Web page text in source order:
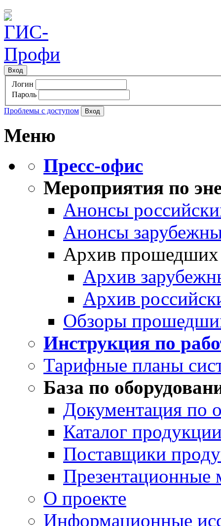
Вход
Логин
Пароль
Проблемы с доступом
Меню
Пресс-офис
Мероприятия по
Анонсы
Анонсы
Архив прошедших
Архив
Архив
Обзоры
Инструкция по
Тарифные планы
База по
Документация по
Каталог
Поставщики
Презентационные
О проекте
Информационные